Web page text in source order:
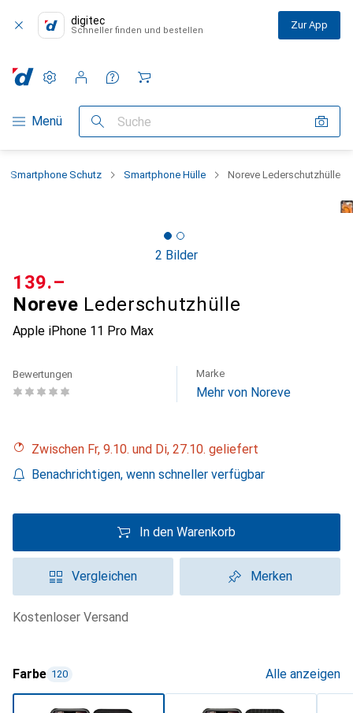
digitec
Schneller finden und bestellen Zur App
Navigation nach Kategorien
Menü Suche
Einstellungen
Kundenkonto
Vergleichslisten
Merklisten
Warenkorb
Smartphone Schutz Smartphone Hülle Noreve Lederschutzhülle
2 Bilder
Noreve Lederschutzhülle
Apple iPhone 11 Pro Max
CHF
139.–
Bewertungen Marke
Mehr von Noreve
Zwischen Fr, 9.10. und Di, 27.10. geliefert
Benachrichtigen, wenn schneller verfügbar
In den Warenkorb
Vergleichen Merken
kostenloser Versand
Farbe 120 Alle anzeigen